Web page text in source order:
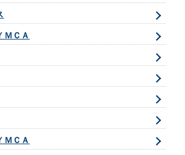
ＭＣＡ
ＭＣＡ